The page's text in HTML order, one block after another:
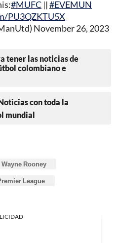
#MUFC ||#EVEMUN
PU3QZKTU5X
November 26, 2023
tener las noticias de
colombiano e
con toda la
mundial
Wayne Rooney
League